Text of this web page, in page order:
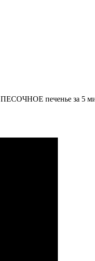
печенье за 5